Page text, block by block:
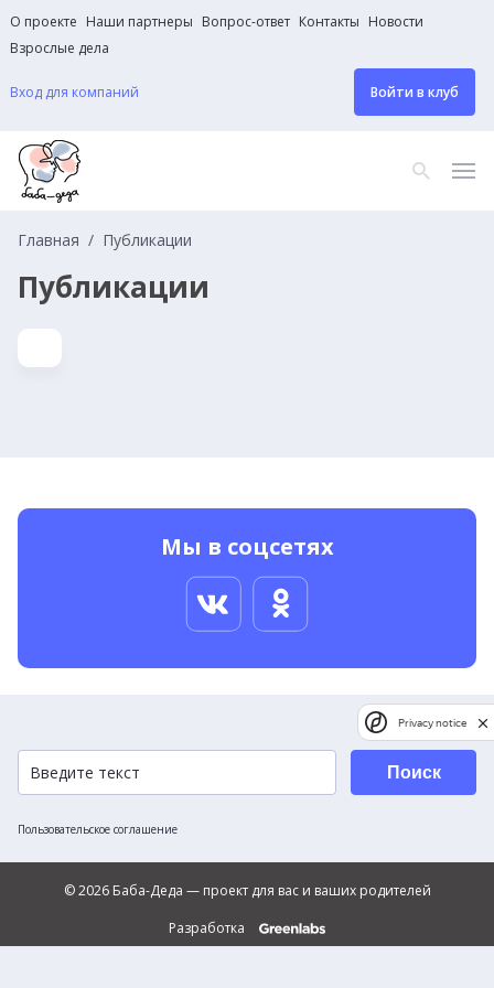
О проекте Наши партнеры Вопрос-ответ Контакты Новости
Взрослые дела
Вход для компаний Войти в клуб
Главная Публикации
Публикации
Мы в соцсетях
Пользовательское соглашение
Поиск
© 2026 Баба-Деда — проект для вас и ваших родителей
Разработка
Privacy notice